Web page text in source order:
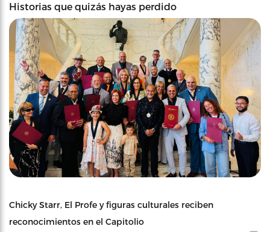
Historias que quizás hayas perdido
Chicky Starr, El Profe y figuras culturales reciben
reconocimientos en el Capitolio